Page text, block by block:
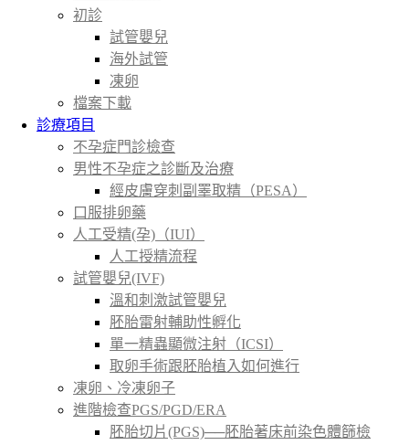
初診
試管嬰兒
海外試管
凍卵
檔案下載
診療項目
不孕症門診檢查
男性不孕症之診斷及治療
經皮膚穿刺副睪取精（PESA）
口服排卵藥
人工受精(孕)（IUI）
人工授精流程
試管嬰兒(IVF)
溫和刺激試管嬰兒
胚胎雷射輔助性孵化
單一精蟲顯微注射（ICSI）
取卵手術跟胚胎植入如何進行
凍卵、冷凍卵子
進階檢查PGS/PGD/ERA
胚胎切片(PGS)──胚胎著床前染色體篩檢